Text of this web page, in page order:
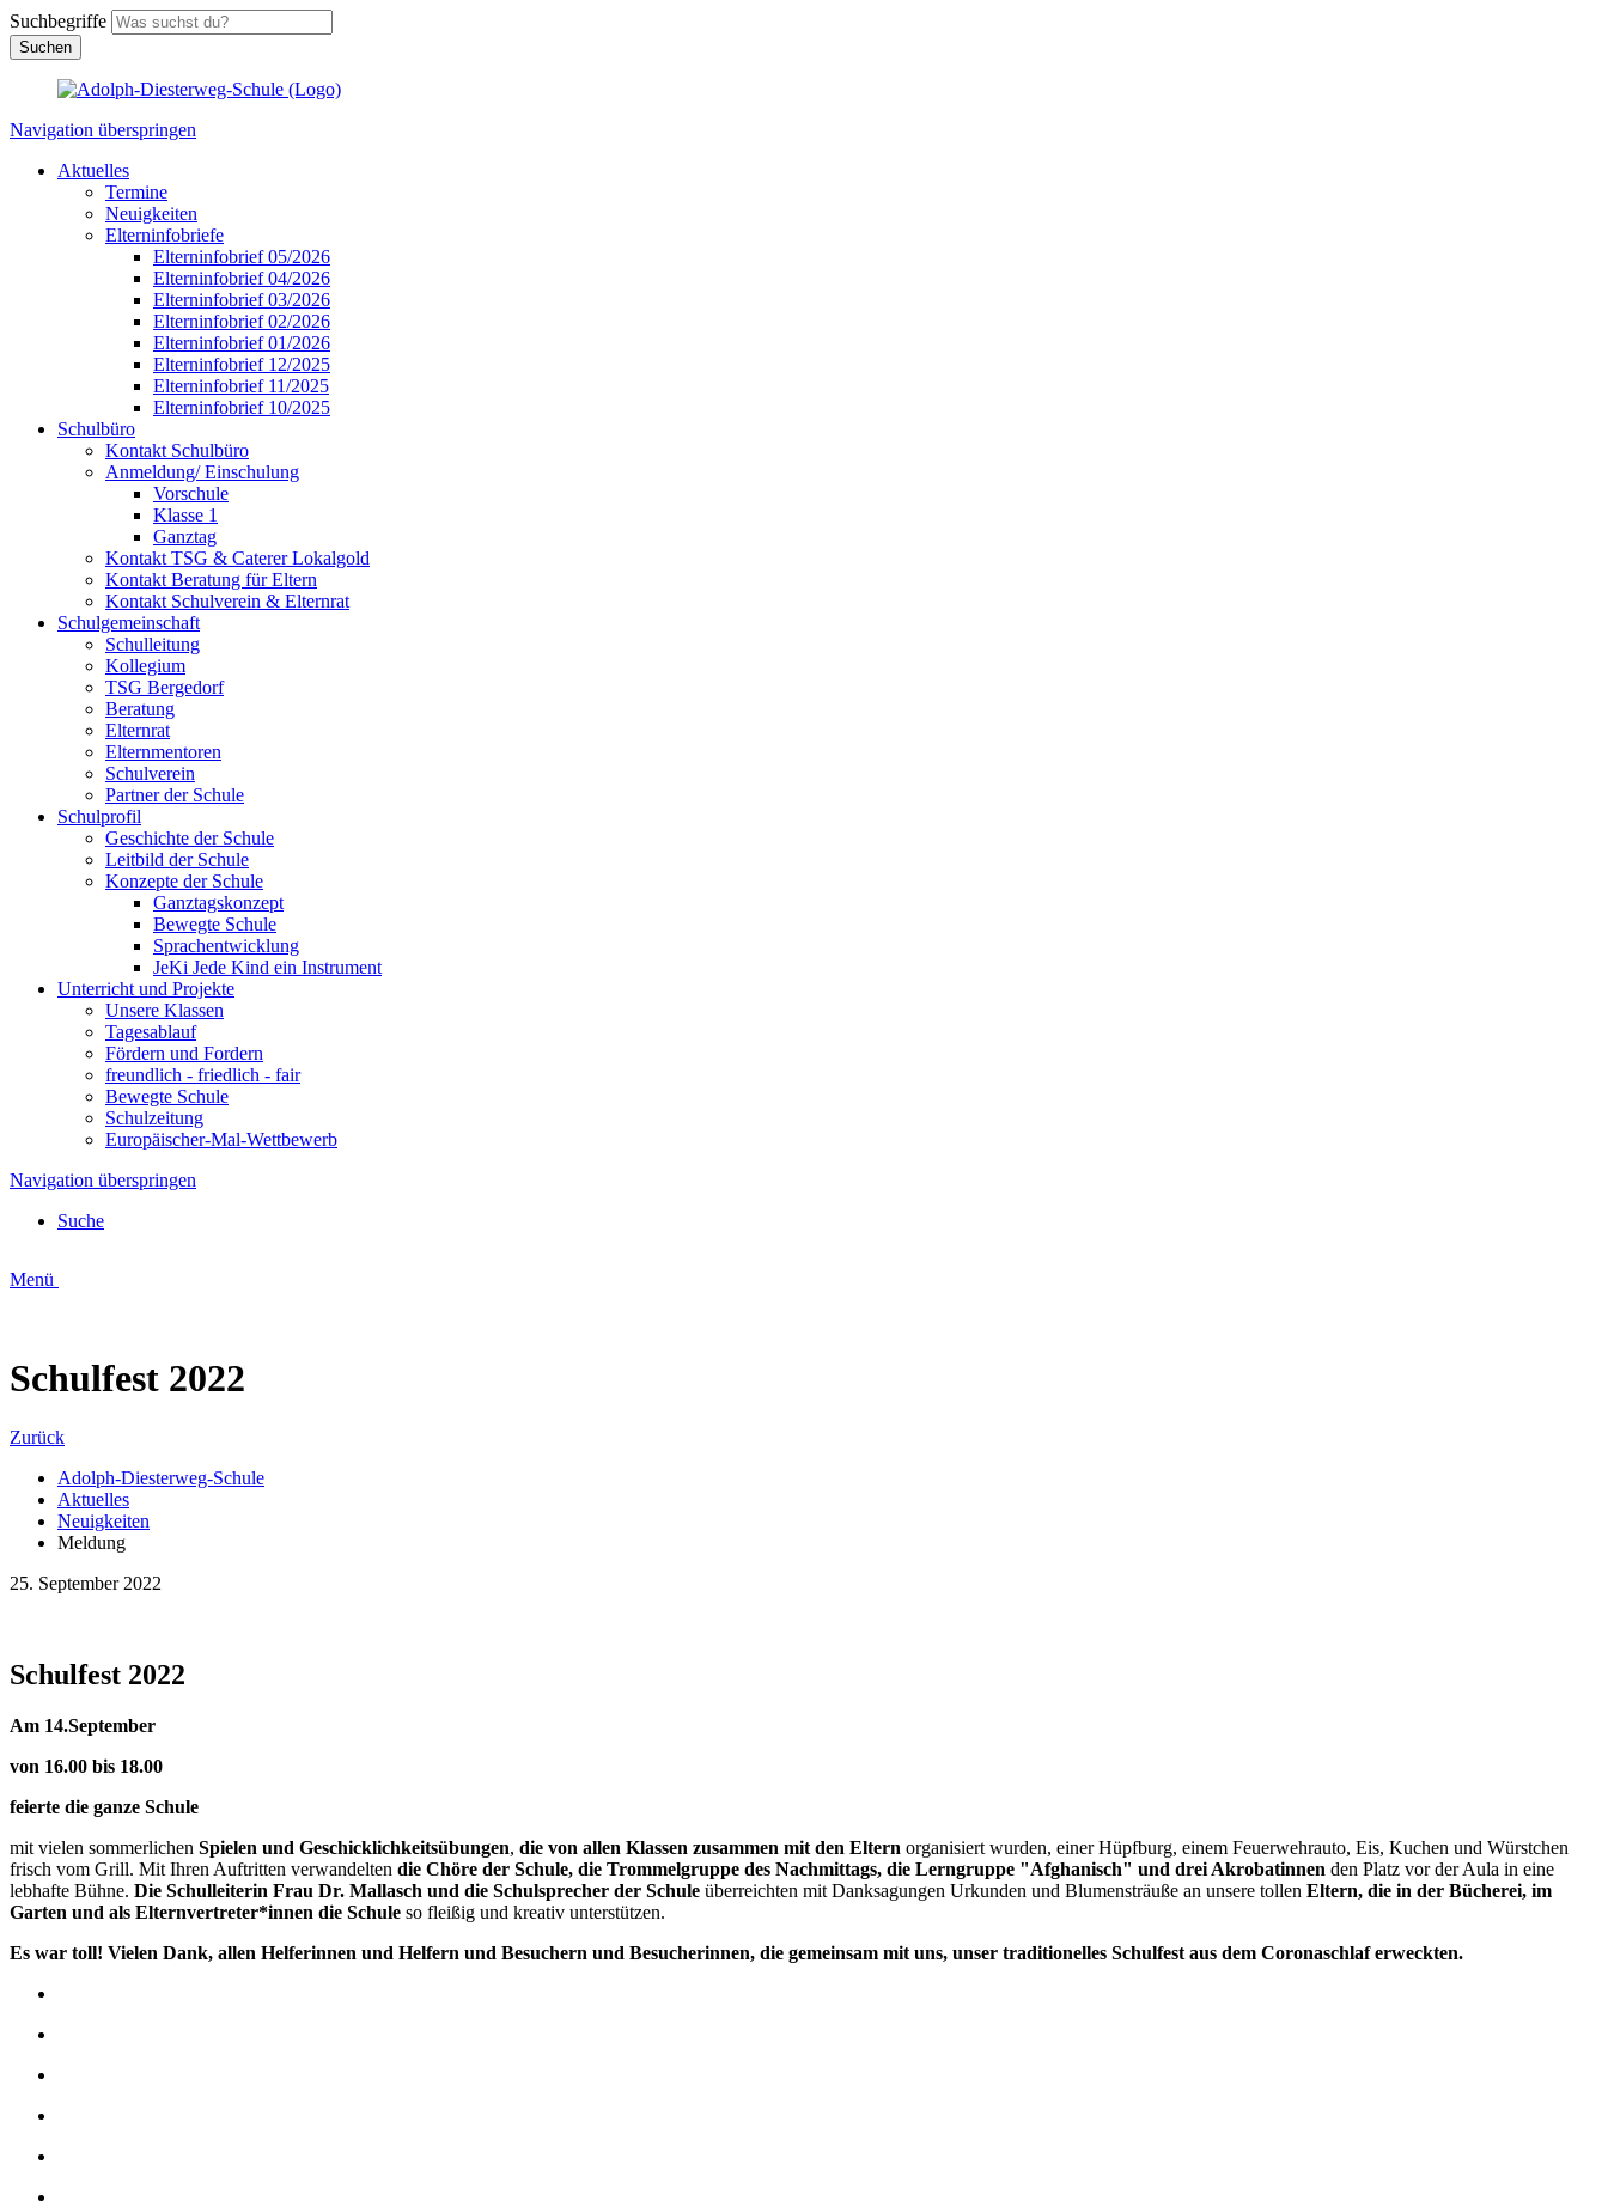
Suchbegriffe
Suchen
Navigation überspringen
Aktuelles
Termine
Neuigkeiten
Elterninfobriefe
Elterninfobrief 05/2026
Elterninfobrief 04/2026
Elterninfobrief 03/2026
Elterninfobrief 02/2026
Elterninfobrief 01/2026
Elterninfobrief 12/2025
Elterninfobrief 11/2025
Elterninfobrief 10/2025
Schulbüro
Kontakt Schulbüro
Anmeldung/ Einschulung
Vorschule
Klasse 1
Ganztag
Kontakt TSG & Caterer Lokalgold
Kontakt Beratung für Eltern
Kontakt Schulverein & Elternrat
Schulgemeinschaft
Schulleitung
Kollegium
TSG Bergedorf
Beratung
Elternrat
Elternmentoren
Schulverein
Partner der Schule
Schulprofil
Geschichte der Schule
Leitbild der Schule
Konzepte der Schule
Ganztagskonzept
Bewegte Schule
Sprachentwicklung
JeKi Jede Kind ein Instrument
Unterricht und Projekte
Unsere Klassen
Tagesablauf
Fördern und Fordern
freundlich - friedlich - fair
Bewegte Schule
Schulzeitung
Europäischer-Mal-Wettbewerb
Navigation überspringen
Suche
Menü
Schulfest 2022
Zurück
Adolph-Diesterweg-Schule
Aktuelles
Neuigkeiten
Meldung
25. September 2022
Schulfest 2022
Am 14.September
von 16.00 bis 18.00
feierte die ganze Schule
mit vielen sommerlichen Spielen und Geschicklichkeitsübungen, die von allen Klassen zusammen mit den Eltern organisiert wurden, einer Hüpfburg, einem Feuerwehrauto, Eis, Kuchen und Würstchen
frisch vom Grill. Mit Ihren Auftritten verwandelten die Chöre der Schule, die Trommelgruppe des Nachmittags, die Lerngruppe "Afghanisch" und drei Akrobatinnen den Platz vor der Aula in eine
lebhafte Bühne. Die Schulleiterin Frau Dr. Mallasch und die Schulsprecher der Schule überreichten mit Danksagungen Urkunden und Blumensträuße an unsere tollen Eltern, die in der Bücherei, im
Garten und als Elternvertreter*innen die Schule so fleißig und kreativ unterstützen.
Es war toll! Vielen Dank, allen Helferinnen und Helfern und Besuchern und Besucherinnen, die gemeinsam mit uns, unser traditionelles Schulfest aus dem Coronaschlaf erweckten.